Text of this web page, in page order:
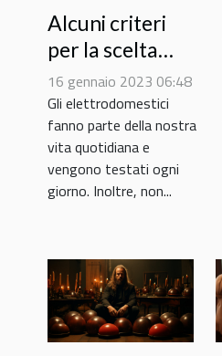
Alcuni criteri
per la scelta
degli
elettrodomestici
16 gennaio 2023 06:48
Gli elettrodomestici
fanno parte della nostra
vita quotidiana e
vengono testati ogni
giorno. Inoltre, non...